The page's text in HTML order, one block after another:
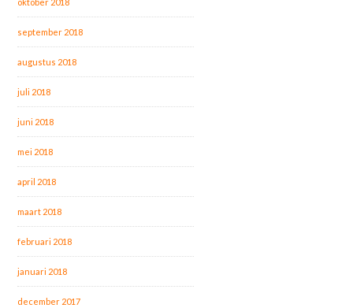
oktober 2018
september 2018
augustus 2018
juli 2018
juni 2018
mei 2018
april 2018
maart 2018
februari 2018
januari 2018
december 2017